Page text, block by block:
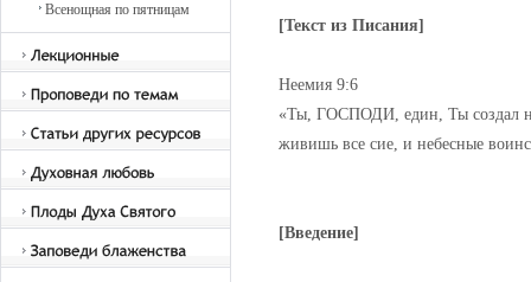
Всенощная по пятницам
[Текст из Писания]
Неемия 9:6
«Ты, ГОСПОДИ, един, Ты создал
живишь все сие, и небесные
[Введение]